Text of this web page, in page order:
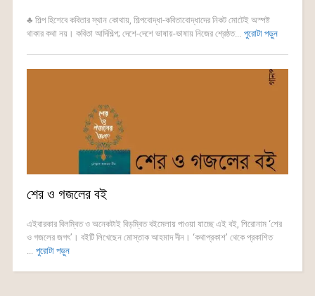
♣ শিল্প হিশেবে কবিতার স্থান কোথায়, শিল্পবোদ্ধা-কবিতাবোদ্ধাদের নিকট মোটেই অস্পষ্ট
থাকার কথা নয়। কবিতা আদিশিল্প; দেশে-দেশে ভাষায়-ভাষায় নিজের শ্রেষ্ঠত... পুরোটা পড়ুন
শের ও গজলের বই
এইবারকার বিলম্বিত ও অনেকটাই বিড়ম্বিত বইমেলায় পাওয়া যাচ্ছে এই বই, শিরোনাম ‘শের
ও গজলের জগৎ’। বইটি লিখেছেন মোস্তাক আহমাদ দীন। ‘কথাপ্রকাশ’ থেকে প্রকাশিত
... পুরোটা পড়ুন